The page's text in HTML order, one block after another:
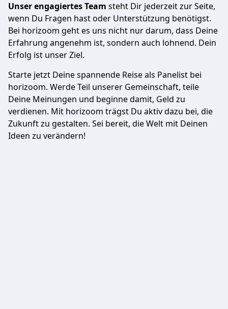
Unser engagiertes Team steht Dir jederzeit zur Seite,
wenn Du Fragen hast oder Unterstützung benötigst.
Bei horizoom geht es uns nicht nur darum, dass Deine
Erfahrung angenehm ist, sondern auch lohnend. Dein
Erfolg ist unser Ziel.
Starte jetzt Deine spannende Reise als Panelist bei
horizoom. Werde Teil unserer Gemeinschaft, teile
Deine Meinungen und beginne damit, Geld zu
verdienen. Mit horizoom trägst Du aktiv dazu bei, die
Zukunft zu gestalten. Sei bereit, die Welt mit Deinen
Ideen zu verändern!